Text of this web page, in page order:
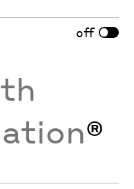
off
®